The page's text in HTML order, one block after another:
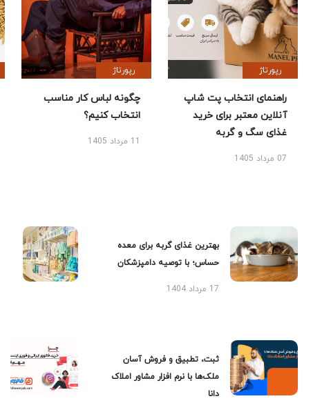
رپورتاژ
راهنمای انتخاب پت شاپ
آنلاین معتبر برای خرید
غذای سگ و گربه
07 مرداد 1405
رپورتاژ
چگونه لباس کار مناسب
انتخاب کنیم؟
11 مرداد 1405
بهترین غذای گربه برای معده
حساس؛ با توصیه دامپزشکان
17 مرداد 1404
ثبت، تطبیق و فروش آسان
ملک‌ها با نرم افزار مشاور املاک
دانا